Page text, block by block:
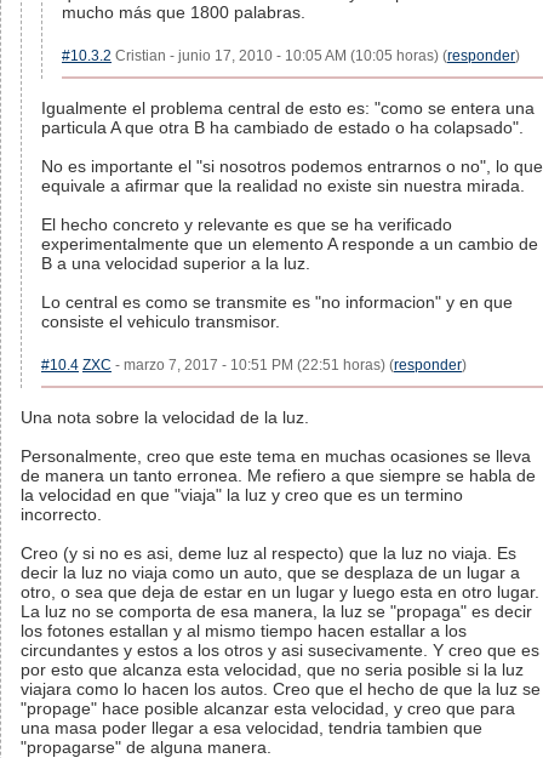
mucho más que 1800 palabras.
#10.3.2 Cristian - junio 17, 2010 - 10:05 AM (10:05 horas) (responder)
Igualmente el problema central de esto es: "como se entera una
particula A que otra B ha cambiado de estado o ha colapsado".
No es importante el "si nosotros podemos entrarnos o no", lo que
equivale a afirmar que la realidad no existe sin nuestra mirada.
El hecho concreto y relevante es que se ha verificado
experimentalmente que un elemento A responde a un cambio de
B a una velocidad superior a la luz.
Lo central es como se transmite es "no informacion" y en que
consiste el vehiculo transmisor.
#10.4 ZXC - marzo 7, 2017 - 10:51 PM (22:51 horas) (responder)
Una nota sobre la velocidad de la luz.
Personalmente, creo que este tema en muchas ocasiones se lleva
de manera un tanto erronea. Me refiero a que siempre se habla de
la velocidad en que "viaja" la luz y creo que es un termino
incorrecto.
Creo (y si no es asi, deme luz al respecto) que la luz no viaja. Es
decir la luz no viaja como un auto, que se desplaza de un lugar a
otro, o sea que deja de estar en un lugar y luego esta en otro lugar.
La luz no se comporta de esa manera, la luz se "propaga" es decir
los fotones estallan y al mismo tiempo hacen estallar a los
circundantes y estos a los otros y asi susecivamente. Y creo que es
por esto que alcanza esta velocidad, que no seria posible si la luz
viajara como lo hacen los autos. Creo que el hecho de que la luz se
"propage" hace posible alcanzar esta velocidad, y creo que para
una masa poder llegar a esa velocidad, tendria tambien que
"propagarse" de alguna manera.